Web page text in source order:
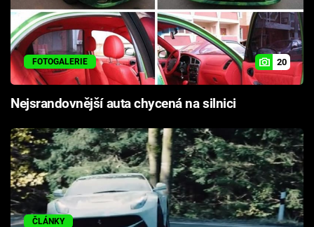
FOTOGALERIE 20
Nejsrandovnější auta chycená na silnici
ČLÁNKY